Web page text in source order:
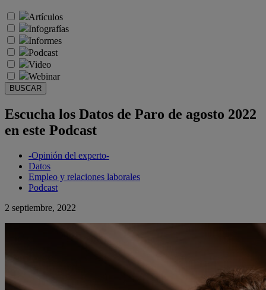
Artículos
Infografías
Informes
Podcast
Video
Webinar
BUSCAR
Escucha los Datos de Paro de agosto 2022
en este Podcast
-Opinión del experto-
Datos
Empleo y relaciones laborales
Podcast
2 septiembre, 2022